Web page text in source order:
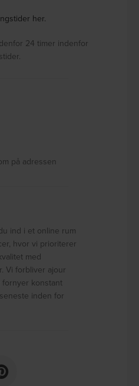
her.
24 timer indenfor
på adressen
ind i et online rum
hvor vi prioriterer
med
Vi forbliver ajour
konstant
inden for